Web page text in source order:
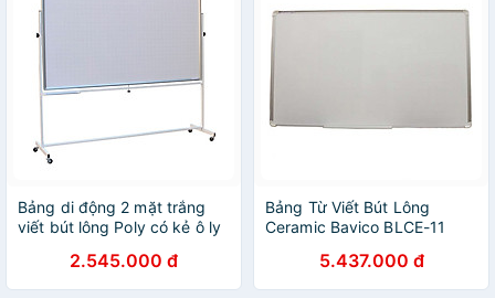
Bảng di động 2 mặt trắng
viết bút lông Poly có kẻ ô ly
2.545.000 đ
Bảng Từ Viết Bút Lông
Ceramic Bavico BLCE-11
5.437.000 đ